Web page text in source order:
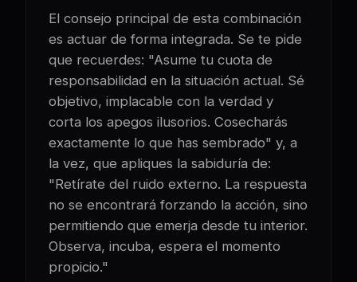
El consejo principal de esta combinación
es actuar de forma integrada. Se te pide
que recuerdes: "Asume tu cuota de
responsabilidad en la situación actual. Sé
objetivo, implacable con la verdad y
corta los apegos ilusorios. Cosecharás
exactamente lo que has sembrado" y, a
la vez, que apliques la sabiduría de:
"Retírate del ruido externo. La respuesta
no se encontrará forzando la acción, sino
permitiendo que emerja desde tu interior.
Observa, incuba, espera el momento
propicio."